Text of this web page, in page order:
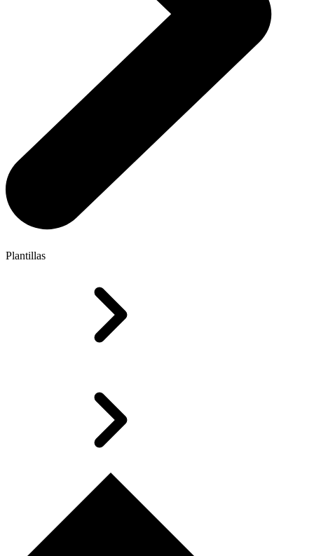
Plantillas